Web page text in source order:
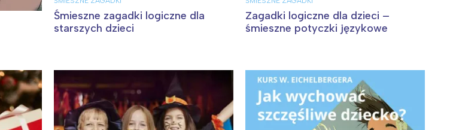
Śmieszne zagadki logiczne dla
starszych dzieci
Zagadki logiczne dla dzieci –
śmieszne potyczki językowe
Wszystkie